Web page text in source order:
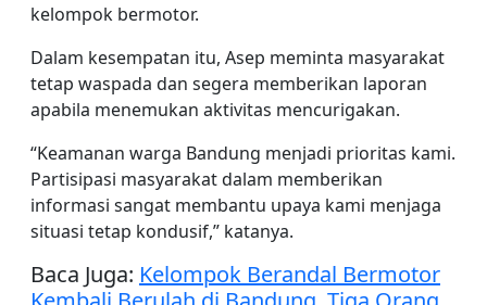
kelompok bermotor.
Dalam kesempatan itu, Asep meminta masyarakat
tetap waspada dan segera memberikan laporan
apabila menemukan aktivitas mencurigakan.
“Keamanan warga Bandung menjadi prioritas kami.
Partisipasi masyarakat dalam memberikan
informasi sangat membantu upaya kami menjaga
situasi tetap kondusif,” katanya.
Baca Juga: Kelompok Berandal Bermotor